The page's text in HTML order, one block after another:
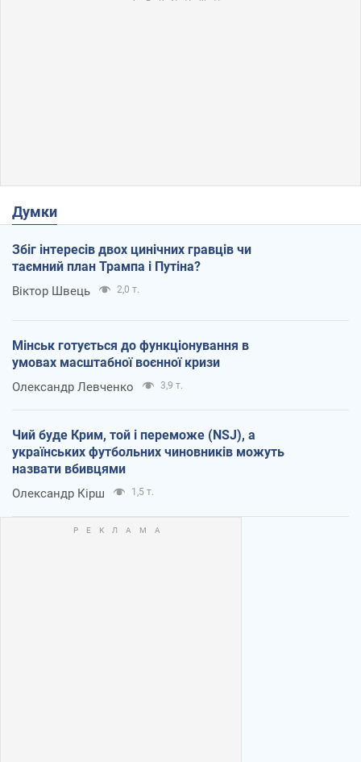
Думки
Збіг інтересів двох цинічних гравців чи
таємний план Трампа і Путіна?
Віктор Швець 2,0 т.
Мінськ готується до функціонування в
умовах масштабної воєнної кризи
Олександр Левченко 3,9 т.
Чий буде Крим, той і переможе (NSJ), а
українських футбольних чиновників можуть
назвати вбивцями
Олександр Кірш 1,5 т.